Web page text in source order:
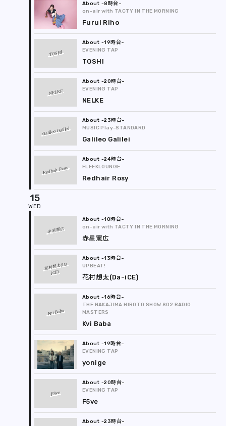
-8時台
on-air with TACTY IN THE MORNING
Furui Riho
TOSHI
-19時台
EVENING TAP
TOSHI
NELKE
-20時台
EVENING TAP
NELKE
Galileo Galilei
-23時台
MUSIC Play-STANDARD
Galileo Galilei
Redhair Rosy
-24時台
FLEEKLOUNGE
Redhair Rosy
15
赤星憲広
-10時台
on-air with TACTY IN THE MORNING
赤星憲広
花村想太(Da-
iCE)
-13時台
UPBEAT!
花村想太(Da-iCE)
Kvi Baba
-16時台
THE NAKAJIMA HIROTO SHOW 802 RADIO
MASTERS
Kvi Baba
-19時台
EVENING TAP
yonige
F5ve
-20時台
EVENING TAP
F5ve
-23時台